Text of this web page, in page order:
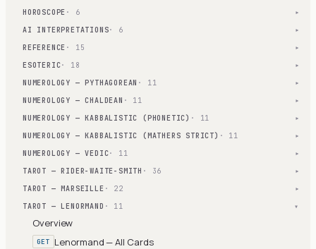
HOROSCOPE · 6 ▾
AI INTERPRETATIONS· 6 ▾
REFERENCE · 15 ▾
ESOTERIC· 18 ▾
NUMEROLOGY — PYTHAGOREAN · 11 ▾
NUMEROLOGY — CHALDEAN · 11 ▾
NUMEROLOGY — KABBALISTIC (PHONETIC) · 11 ▾
NUMEROLOGY — KABBALISTIC (MATHERS STRICT) · 11 ▾
NUMEROLOGY — VEDIC· 11 ▾
TAROT — RIDER-WAITE-SMITH · 36 ▾
TAROT — MARSEILLE · 22 ▾
TAROT — LENORMAND · 11 ▾
Overview
GET Lenormand — All Cards